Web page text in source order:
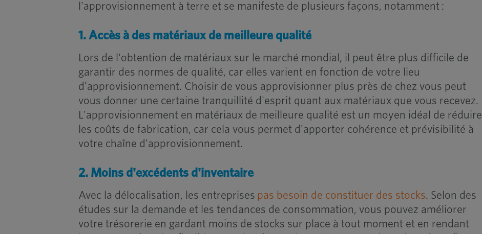
l'approvisionnement à terre et se manifeste de plusieurs façons, notamment :
1. Accès à des matériaux de meilleure qualité
Lors de l'obtention de matériaux sur le marché mondial, il peut être plus difficile de
garantir des normes de qualité, car elles varient en fonction de votre lieu
d'approvisionnement. Choisir de vous approvisionner plus près de chez vous peut
vous donner une certaine tranquillité d'esprit quant aux matériaux que vous recevez.
L'approvisionnement en matériaux de meilleure qualité est un moyen idéal de réduire
les coûts de fabrication, car cela vous permet d'apporter cohérence et prévisibilité à
votre chaîne d'approvisionnement.
2. Moins d'excédents d'inventaire
Avec la délocalisation, les entreprises pas besoin de constituer des stocks. Selon des
études sur la demande et les tendances de consommation, vous pouvez améliorer
votre trésorerie en gardant moins de stocks sur place à tout moment et en rendant